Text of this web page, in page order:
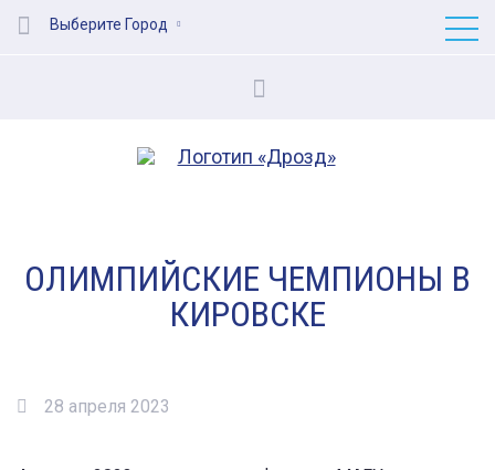
Выберите Город
ОЛИМПИЙСКИЕ ЧЕМПИОНЫ В
КИРОВСКЕ
28 апреля 2023